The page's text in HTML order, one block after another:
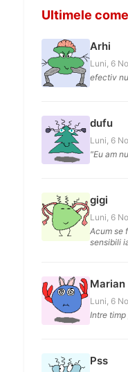
Ultimele
Arhi
Luni, 6
efectiv
dufu
Luni, 6
"Eu am
gigi
Luni, 6
Acum se
sensibili
Marian
Luni, 6
Intre
Pss